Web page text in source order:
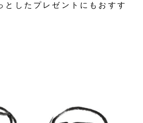
としたプレゼントにもおすす